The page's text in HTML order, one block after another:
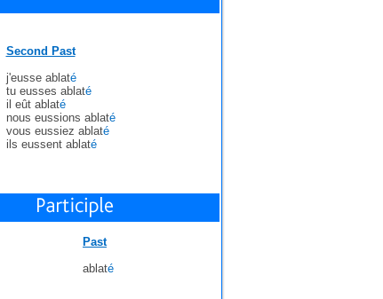
Second Past
j'eusse ablaté
tu eusses ablaté
il eût ablaté
nous eussions ablaté
vous eussiez ablaté
ils eussent ablaté
Past
ablaté